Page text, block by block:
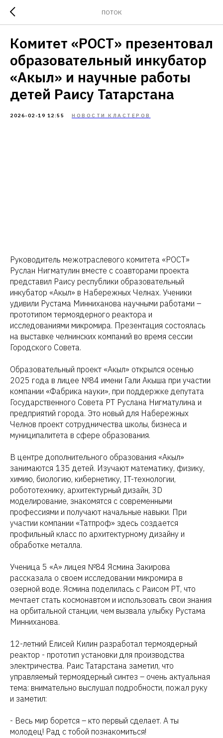
ПОТОК
Комитет «РОСТ» презентовал
образовательный инкубатор
«Акыл» и научные работы
детей Раису Татарстана
2026-02-19 12:55 НОВОСТИ КЛАСТЕРОВ
Руководитель межотраслевого комитета «РОСТ»
Руслан Нигматулин вместе с соавторами проекта
представил Раису республики образовательный
инкубатор «Акыл» в Набережных Челнах. Ученики
удивили Рустама Минниханова научными работами –
прототипом термоядерного реактора и
исследованиями микромира. Презентация состоялась
на выставке челнинских компаний во время сессии
Городского Совета.
Образовательный проект «Акыл» открылся осенью
2025 года в лицее №84 имени Гали Акыша при участии
компании «Фабрика науки», при поддержке депутата
Государственного Совета РТ Руслана Нигматулина и
предприятий города. Это новый для Набережных
Челнов проект сотрудничества школы, бизнеса и
муниципалитета в сфере образования.
В центре дополнительного образования «Акыл»
занимаются 135 детей. Изучают математику, физику,
химию, биологию, кибернетику, IT-технологии,
робототехнику, архитектурный дизайн, 3D
моделирование, знакомятся с современными
профессиями и получают начальные навыки. При
участии компании «Татпроф» здесь создается
профильный класс по архитектурному дизайну и
обработке металла.
Ученица 5 «А» лицея №84 Ясмина Закирова
рассказала о своем исследовании микромира в
озерной воде. Ясмина поделилась с Раисом РТ, что
мечтает стать космонавтом и использовать свои знания
на орбитальной станции, чем вызвала улыбку Рустама
Минниханова.
12-летний Елисей Килин разработал термоядерный
реактор - прототип установки для производства
электричества. Раис Татарстана заметил, что
управляемый термоядерный синтез – очень актуальная
тема: внимательно выслушал подробности, пожал руку
и заметил:
- Весь мир борется – кто первый сделает. А ты
молодец! Рад с тобой познакомиться!